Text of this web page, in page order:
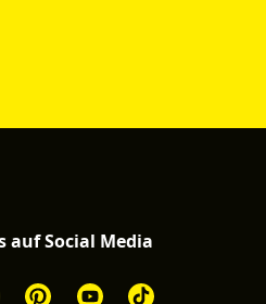
auf Social Media